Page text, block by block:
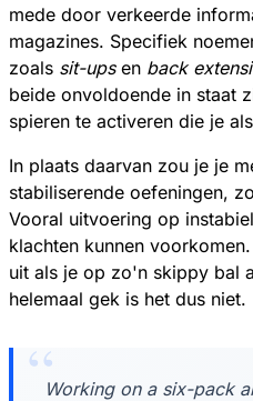
mede door verkeerde
magazines. Specifiek
zoals sit-upsen back
beide onvoldoende in staat
spieren te activeren die je
In plaats daarvan zou je je
stabiliserende oefeningen,
Vooral uitvoering op
klachten kunnen
uit als je op zo'n skippy bal
helemaal gek is het dus niet.
Working on a six-pack